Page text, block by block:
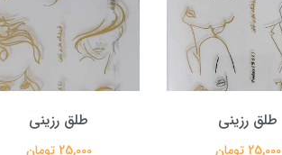
طلق رزینی
25,000 تومان
طلق رزینی
25,000 تومان